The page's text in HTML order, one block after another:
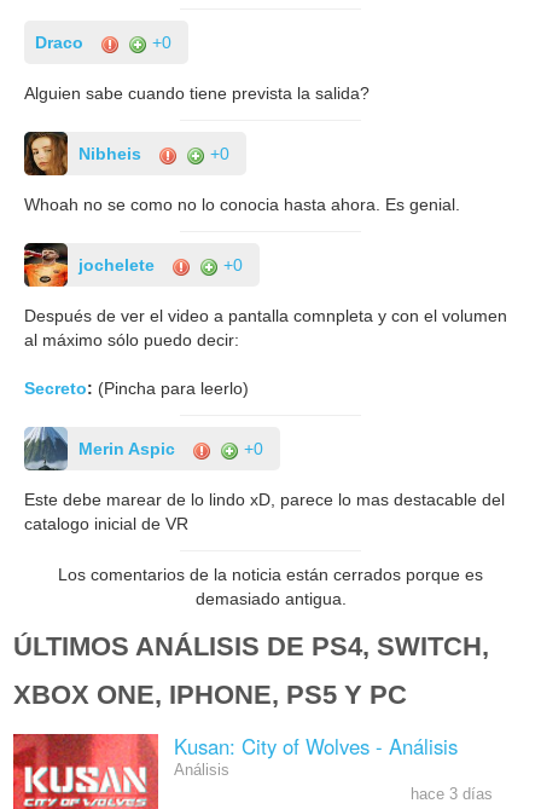
Draco +0
Alguien sabe cuando tiene prevista la salida?
Nibheis +0
Whoah no se como no lo conocia hasta ahora. Es genial.
jochelete +0
Después de ver el video a pantalla comnpleta y con el volumen
al máximo sólo puedo decir:
Secreto: (Pincha para leerlo)
Merin Aspic +0
Este debe marear de lo lindo xD, parece lo mas destacable del
catalogo inicial de VR
Los comentarios de la noticia están cerrados porque es
demasiado antigua.
ÚLTIMOS ANÁLISIS DE PS4, SWITCH,
XBOX ONE, IPHONE, PS5 Y PC
Kusan: City of Wolves - Análisis
Análisis
hace 3 días